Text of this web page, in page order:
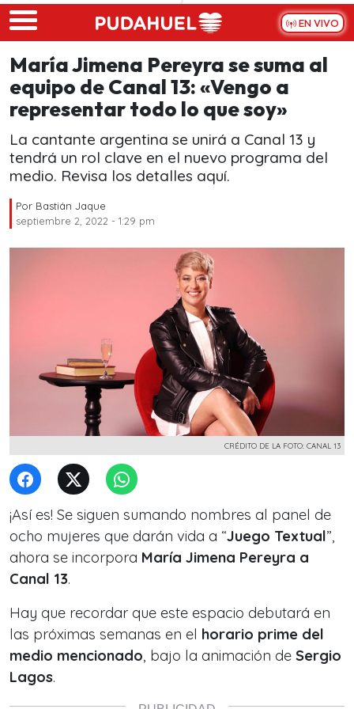
Skip to main content
EN VIVO
María Jimena Pereyra se suma al
equipo de Canal 13: «Vengo a
representar todo lo que soy»
La cantante argentina se unirá a Canal 13 y
tendrá un rol clave en el nuevo programa del
medio. Revisa los detalles aquí.
Por Bastián Jaque
septiembre 2, 2022 - 1:29 pm
CRÉDITO DE LA FOTO: CANAL 13
¡Así es! Se siguen sumando nombres al panel de
ocho mujeres que darán vida a “Juego Textual”,
ahora se incorpora María Jimena Pereyra a
Canal 13.
Hay que recordar que este espacio debutará en
las próximas semanas en el horario prime del
medio mencionado, bajo la animación de Sergio
Lagos.